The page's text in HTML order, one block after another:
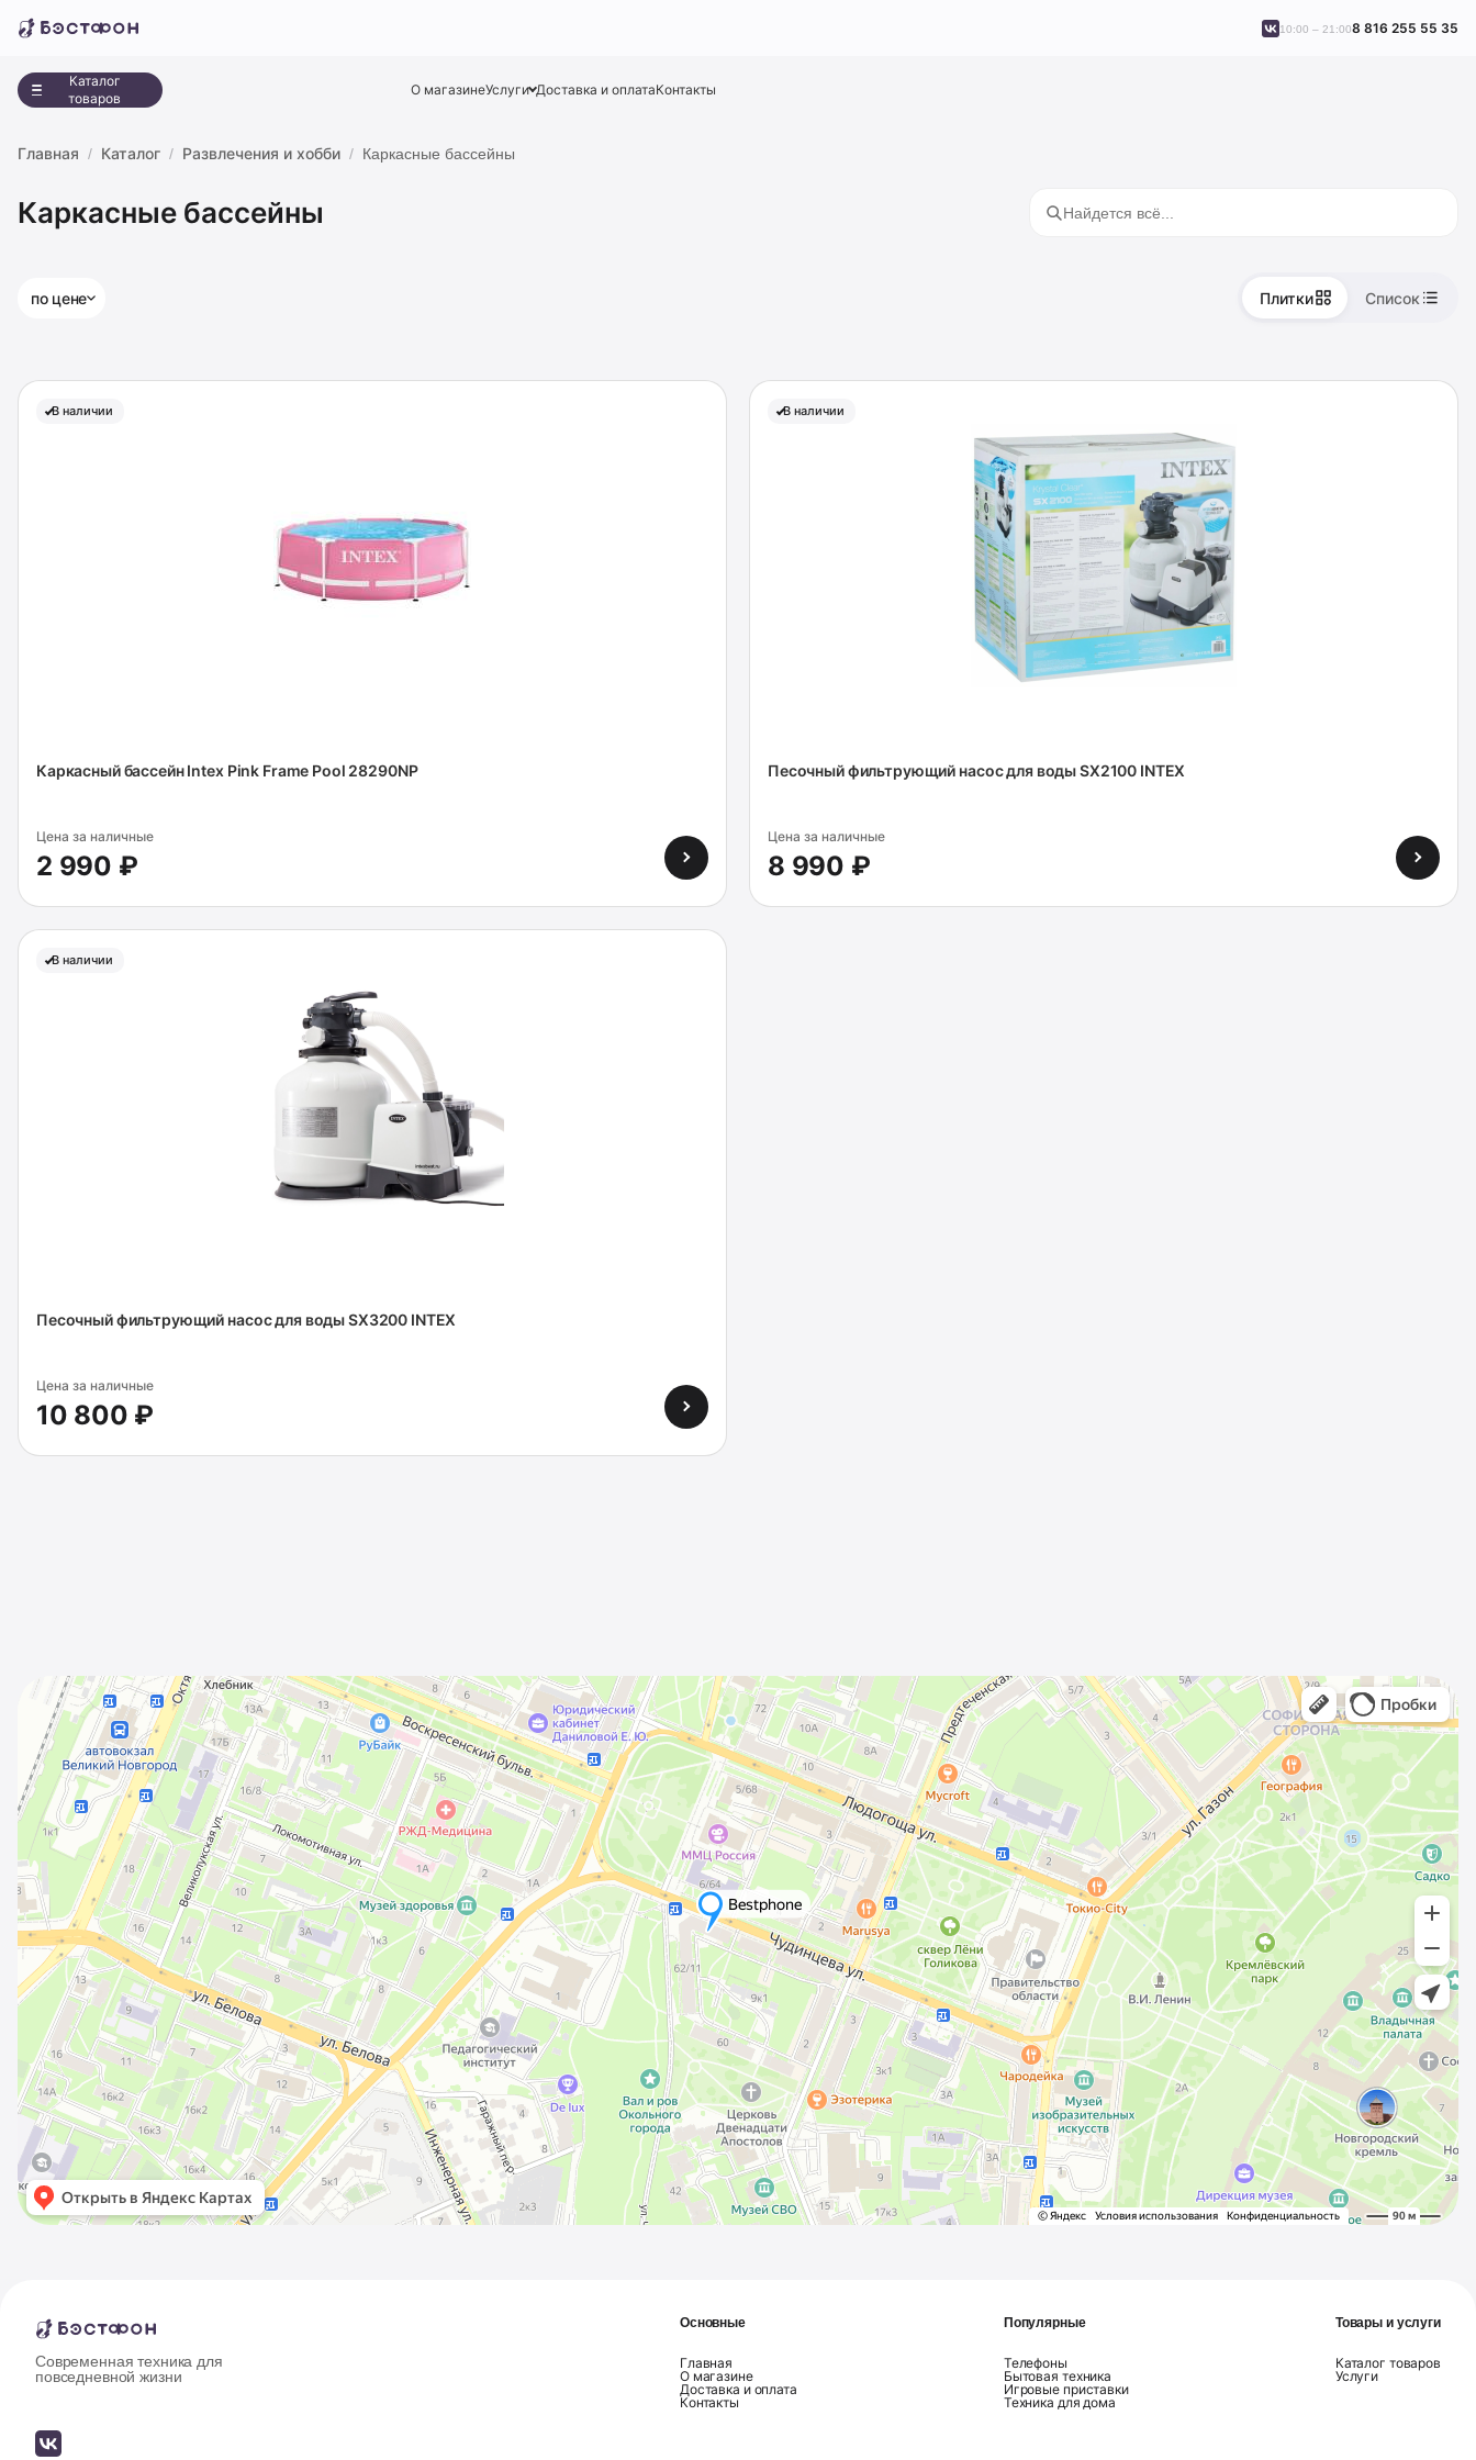
О магазинеУслуги Доставка и оплатаКонтакты
Каталог
товаров
10:00 – 21:008 816 255 55 35
Главная Каталог Развлечения и хобби Каркасные бассейны
Каркасные бассейны
по цене Плитки Список
В наличии
Каркасный бассейн Intex Pink Frame Pool 28290NP
Цена за наличные
2 990 ₽
В наличии
Песочный фильтрующий насос для воды SX2100 INTEX
Цена за наличные
8 990 ₽
В наличии
Песочный фильтрующий насос для воды SX3200 INTEX
Цена за наличные
10 800 ₽
Современная техника для
повседневной жизни
Основные
Главная
О магазине
Доставка и оплата
Контакты
Популярные
Телефоны
Бытовая техника
Игровые приставки
Техника для дома
Товары и услуги
Каталог товаров
Услуги